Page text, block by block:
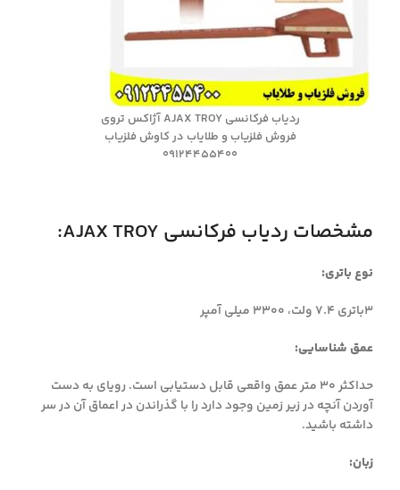
ردیاب فرکانسی AJAX TROY آژاکس تروی
فروش فلزیاب و طلایاب در کاوش فلزیاب
09124455400
مشخصات ردیاب فرکانسی AJAX TROY:
نوع باتری:
3باتری 7.4 ولت، 3300 میلی آمپر
عمق شناسایی:
حداکثر 30 متر عمق واقعی قابل دستیابی است. رویای به دست
آوردن آنچه در زیر زمین وجود دارد را با گذراندن در اعماق آن در سر
داشته باشید.
زبان: